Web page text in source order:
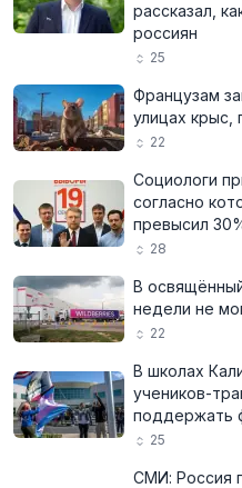
рассказал,
россиян
25
Французам
улицах крыс,
22
Социологи
согласно
превысил
28
В
недели не
22
В школах
учеников-
поддержать
25
СМИ: Россия